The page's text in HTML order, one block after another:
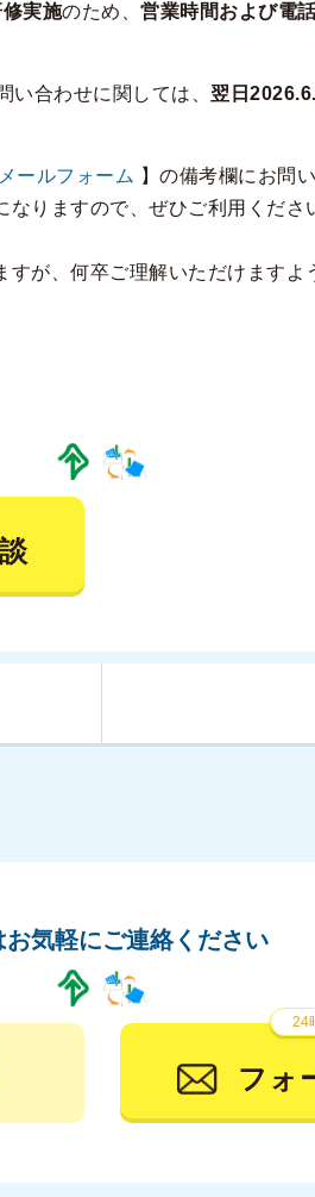
実施のため、 営業時間および電
合わせに関しては、 翌日
メールフォーム 】の備考欄にお問
りますので、ぜひご利用くださ
が、何卒ご理解いただけますよ
お気軽にご連絡ください
24
フォ